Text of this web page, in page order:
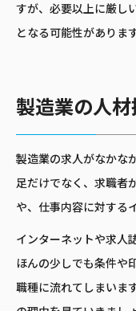
すが、必要以上に厳し
となる可能性があります
製造業の人
製造業の求人がなかな
足だけでなく、求職者
や、仕事内容に対する
インターネットや求人
ほんの少しでも条件や
職種に流れてしまいま